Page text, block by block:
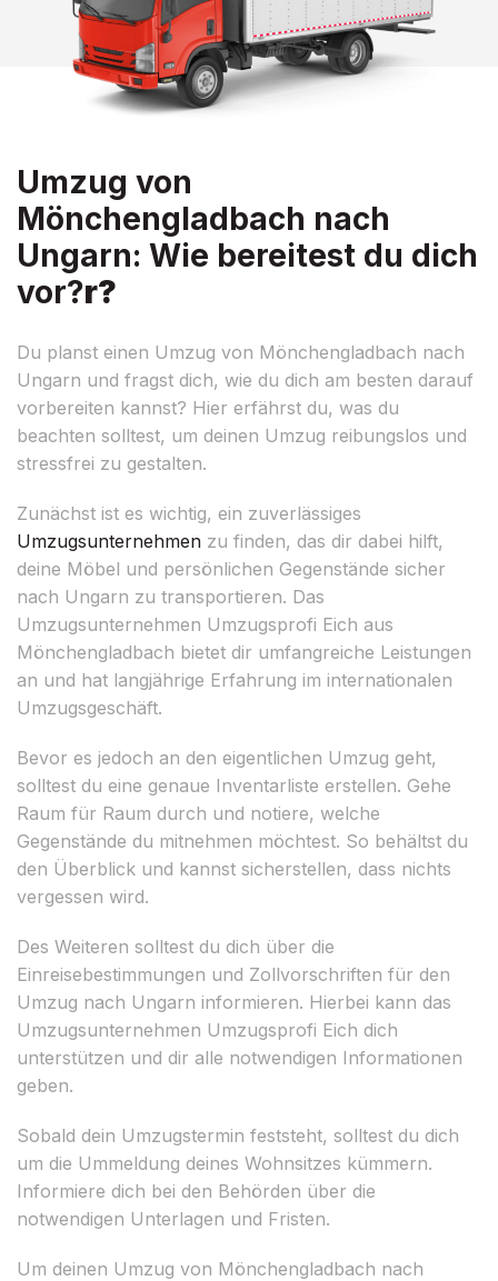
Umzug von
Mönchengladbach nach
Ungarn: Wie bereitest du dich
vor?r?
Du planst einen Umzug von Mönchengladbach nach
Ungarn und fragst dich, wie du dich am besten darauf
vorbereiten kannst? Hier erfährst du, was du
beachten solltest, um deinen Umzug reibungslos und
stressfrei zu gestalten.
Zunächst ist es wichtig, ein zuverlässiges
Umzugsunternehmen zu finden, das dir dabei hilft,
deine Möbel und persönlichen Gegenstände sicher
nach Ungarn zu transportieren. Das
Umzugsunternehmen Umzugsprofi Eich aus
Mönchengladbach bietet dir umfangreiche Leistungen
an und hat langjährige Erfahrung im internationalen
Umzugsgeschäft.
Bevor es jedoch an den eigentlichen Umzug geht,
solltest du eine genaue Inventarliste erstellen. Gehe
Raum für Raum durch und notiere, welche
Gegenstände du mitnehmen möchtest. So behältst du
den Überblick und kannst sicherstellen, dass nichts
vergessen wird.
Des Weiteren solltest du dich über die
Einreisebestimmungen und Zollvorschriften für den
Umzug nach Ungarn informieren. Hierbei kann das
Umzugsunternehmen Umzugsprofi Eich dich
unterstützen und dir alle notwendigen Informationen
geben.
Sobald dein Umzugstermin feststeht, solltest du dich
um die Ummeldung deines Wohnsitzes kümmern.
Informiere dich bei den Behörden über die
notwendigen Unterlagen und Fristen.
Um deinen Umzug von Mönchengladbach nach